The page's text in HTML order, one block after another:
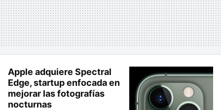
Apple adquiere Spectral
Edge, startup enfocada en
mejorar las fotografías
nocturnas